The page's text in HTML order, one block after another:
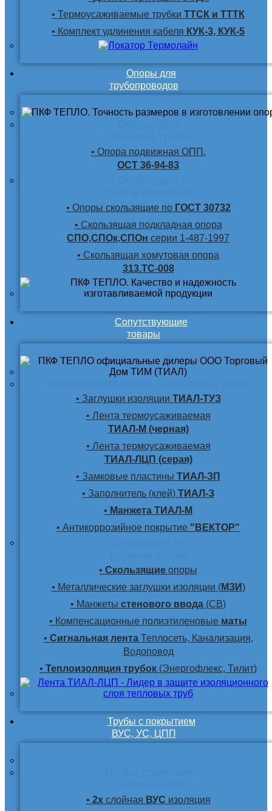
• Термоусаживаемые трубки ТТСК и ТТТК
• Комплект удлинения кабеля КУК-3, КУК-5
Опоры для
трубопроводов
• Опора подвижная ОПП.
ОСТ 36-94-83
• Опоры скользящие по ГОСТ 30732
• Скользящая подкладная опора
СПО,СПОк,СПОн серии 1-487-1997
• Скользящая хомутовая опора
313.ТС-008
Сопутствующие
товары
• Заглушки изоляции ТИАЛ-ТУЗ
• Лента термоусаживаемая
ТИАЛ-М (черная)
• Лента термоусаживаемая
ТИАЛ-ЛЦП (серая)
• Замковые пластины ТИАЛ-ЗП
• Заполнитель (клей) ТИАЛ-З
• Манжета ТИАЛ-М
• Антикоррозийное покрытие "ВЕКТОР"
• Скользящие опоры
• Металлические заглушки изоляции (МЗИ)
• Манжеты стенового ввода (СВ)
• Компенсационные полиэтиленовые маты
• Сигнальная лентаТеплосеть, Канализация,
Водоповод
• Теплоизоляция трубок (Энергофлекс, Тилит)
Трубы с покрытием
ВУС, УС, ЦПП
• 2хслойная ВУС изоляция